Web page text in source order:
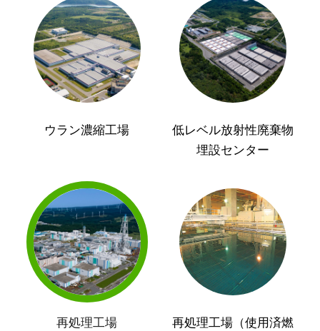
ウラン濃縮工場
低レベル放射性廃棄物
埋設センター
再処理工場
再処理工場（使用済燃